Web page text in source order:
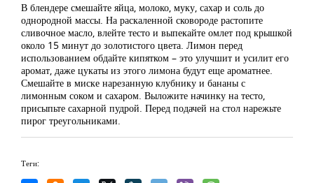
В блендере смешайте яйца, молоко, муку, сахар и соль до
однородной массы. На раскаленной сковороде растопите
сливочное масло, влейте тесто и выпекайте омлет под крышкой
около 15 минут до золотистого цвета. Лимон перед
использованием обдайте кипятком – это улучшит и усилит его
аромат, даже цукаты из этого лимона будут еще ароматнее.
Смешайте в миске нарезанную клубнику и бананы с
лимонным соком и сахаром. Выложите начинку на тесто,
присыпьте сахарной пудрой. Перед подачей на стол нарежьте
пирог треугольниками.
Теги: